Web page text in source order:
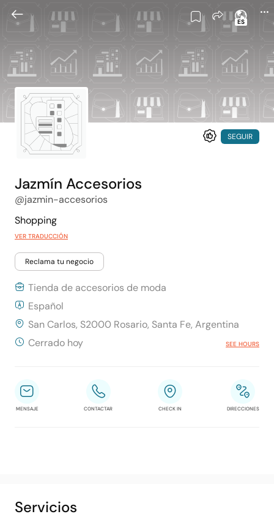
ES
SEGUIR
Jazmín Accesorios
@jazmin-accesorios
Shopping
VER TRADUCCIÓN
Reclama tu negocio
Tienda de accesorios de moda
Español
San Carlos, S2000 Rosario, Santa Fe, Argentina
Cerrado hoy
SEE HOURS
MENSAJE CONTACTAR CHECK IN DIRECCIONES
Servicios